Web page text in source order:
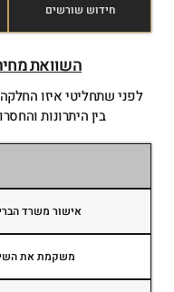
חידוש שורשים
השוואת
לפני שתחליטי איזו
בין היתרונות
אישור משרד
משקמת את